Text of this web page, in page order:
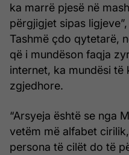
ka marrë pjesë në
përgjigjet sipas
Tashmë çdo qytetarë,
që i mundëson faqja
internet, ka mundësi
zgjedhore.
“Arsyeja është se nga
vetëm më alfabet
persona të cilët do të